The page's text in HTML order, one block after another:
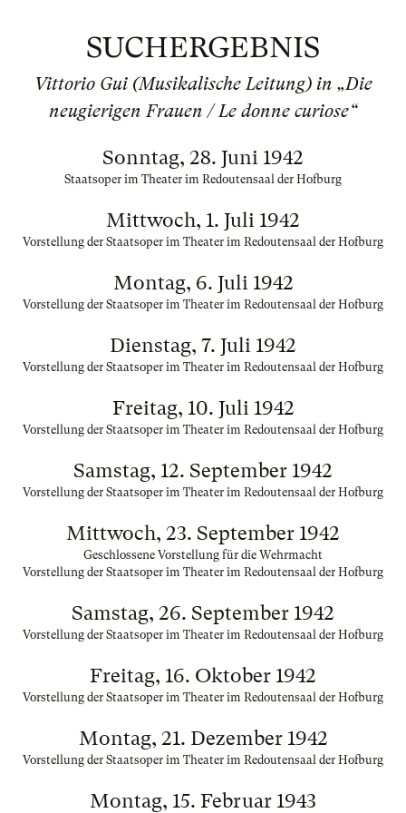
SUCHERGEBNIS
Vittorio Gui (Musikalische Leitung) in „Die
neugierigen Frauen / Le donne curiose“
Sonntag, 28. Juni 1942
Staatsoper im Theater im Redoutensaal der Hofburg
Mittwoch, 1. Juli 1942
Vorstellung der Staatsoper im Theater im Redoutensaal der Hofburg
Montag, 6. Juli 1942
Vorstellung der Staatsoper im Theater im Redoutensaal der Hofburg
Dienstag, 7. Juli 1942
Vorstellung der Staatsoper im Theater im Redoutensaal der Hofburg
Freitag, 10. Juli 1942
Vorstellung der Staatsoper im Theater im Redoutensaal der Hofburg
Samstag, 12. September 1942
Vorstellung der Staatsoper im Theater im Redoutensaal der Hofburg
Mittwoch, 23. September 1942
Geschlossene Vorstellung für die Wehrmacht
Vorstellung der Staatsoper im Theater im Redoutensaal der Hofburg
Samstag, 26. September 1942
Vorstellung der Staatsoper im Theater im Redoutensaal der Hofburg
Freitag, 16. Oktober 1942
Vorstellung der Staatsoper im Theater im Redoutensaal der Hofburg
Montag, 21. Dezember 1942
Vorstellung der Staatsoper im Theater im Redoutensaal der Hofburg
Montag, 15. Februar 1943